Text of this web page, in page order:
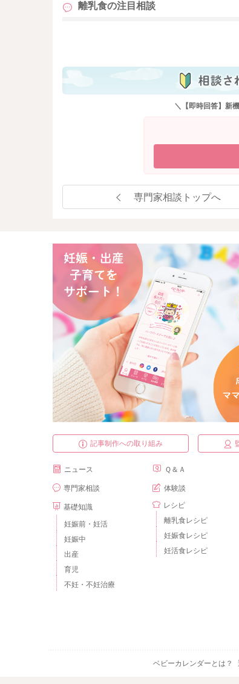
離乳食の注目相談
＼【即時回答】新
専門家相談トップへ
記事制作への取り組み
ニュース
専門家相談
基礎知識
妊娠前・妊活
妊娠中
出産
育児
不妊・不妊治療
Ｑ＆Ａ
体験談
レシピ
離乳食レシピ
妊娠食レシピ
妊活食レシピ
ベビーカレンダーとは？